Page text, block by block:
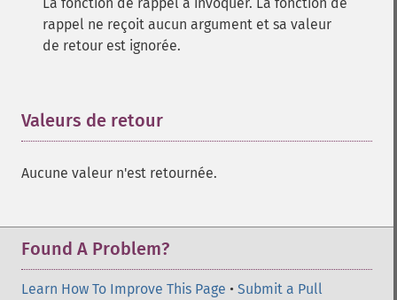
rappel ne reçoit aucun argument et sa valeur
de retour est ignorée.
Valeurs de retour
Aucune valeur n'est retournée.
Found A Problem?
Learn How To Improve This Page • Submit a Pull